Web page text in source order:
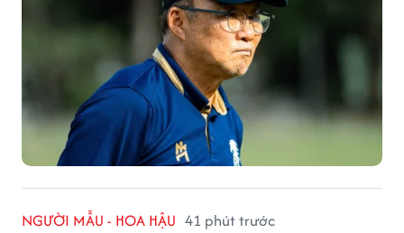
NGƯỜI MẪU - HOA HẬU 41 phút trước